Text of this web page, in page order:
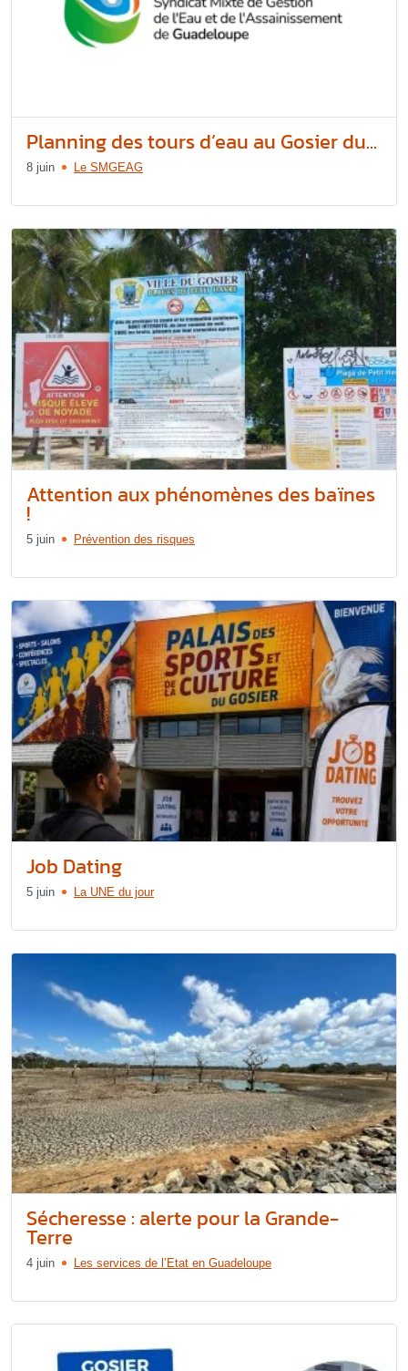
Planning des tours d’eau au Gosier du...
8 juin Le SMGEAG
Attention aux phénomènes des baïnes
!
5 juin Prévention des risques
Job Dating
5 juin La UNE du jour
Sécheresse : alerte pour la Grande-
Terre
4 juin Les services de l’Etat en Guadeloupe